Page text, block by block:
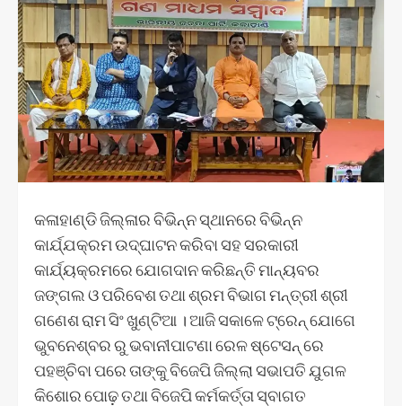
କଳାହାଣ୍ଡି ଜିଲ୍ଳାର ବିଭିନ୍ନ ସ୍ଥାନରେ ବିଭିନ୍ନ
କାର୍ଯ୍ଯକ୍ରମ ଉଦ୍ଘାଟନ କରିବା ସହ ସରକାରୀ
କାର୍ଯ୍ୟକ୍ରମରେ ଯୋଗଦାନ କରିଛନ୍ତି ମାନ୍ୟବର
ଜଙ୍ଗଲ ଓ ପରିବେଶ ତଥା ଶ୍ରମ ବିଭାଗ ମନ୍ତ୍ରୀ ଶ୍ରୀ
ଗଣେଶ ରାମ ସିଂ ଖୁଣ୍ଟିଆ । ଆଜି ସକାଳେ ଟ୍ରେନ୍ ଯୋଗେ
ଭୁବନେଶ୍ବର ରୁ ଭବାନୀପାଟଣା ରେଳ ଷ୍ଟେସନ୍ ରେ
ପହଞ୍ଚିବା ପରେ ତାଙ୍କୁ ବିଜେପି ଜିଲ୍ଲା ସଭାପତି ଯୁଗଳ
କିଶୋର ପୋଢ଼ ତଥା ବିଜେପି କର୍ମକର୍ତ୍ତା ସ୍ବାଗତ